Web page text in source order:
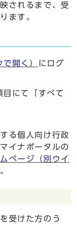
されるまで、受
ます。
で開く）
にログ
目にて「すべて
る個人向け行政
イナポータルの
ぺージ （別ウイ
受けた方のう